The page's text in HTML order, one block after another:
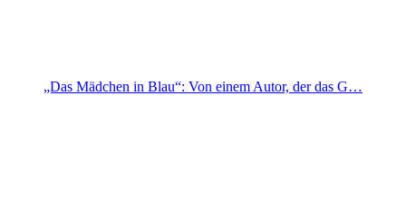
„Das Mädchen in Blau“: Von einem Autor, der das G…